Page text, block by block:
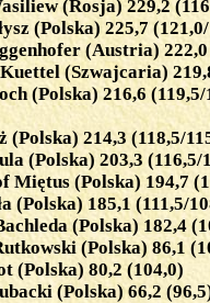
(Rosja) 229,2
(Polska) 225,7
(Austria) 222,0
(Szwajcaria)
(Polska) 216,6 (119,5/
(Polska) 214,3 (118,5/
(Polska) 203,3 (116,5/
Miętus (Polska) 194,7
(Polska) 185,1 (111,5/
(Polska) 182,4
(Polska) 86,1
(Polska) 80,2 (104,0)
(Polska) 66,2